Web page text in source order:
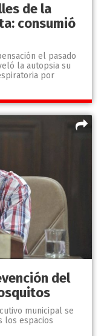
de la
consumió
el pasado
la autopsia su
por
del
municipal se
los espacios